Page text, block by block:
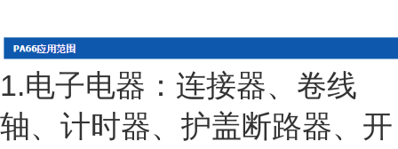
1.电子电器：连接器、卷线
轴、计时器、护盖断路器、开